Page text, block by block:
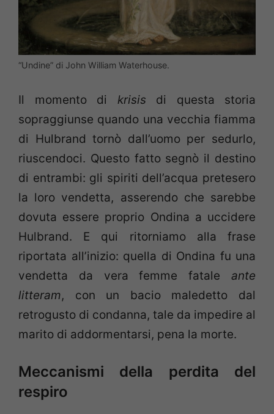
“Undine” di John William Waterhouse.
Il momento di krisis di questa storia
sopraggiunse quando una vecchia fiamma
di Hulbrand tornò dall’uomo per sedurlo,
riuscendoci. Questo fatto segnò il destino
di entrambi: gli spiriti dell’acqua pretesero
la loro vendetta, asserendo che sarebbe
dovuta essere proprio Ondina a uccidere
Hulbrand. E qui ritorniamo alla frase
riportata all’inizio: quella di Ondina fu una
vendetta da vera femme fatale ante
litteram, con un bacio maledetto dal
retrogusto di condanna, tale da impedire al
marito di addormentarsi, pena la morte.
Meccanismi della perdita del
respiro